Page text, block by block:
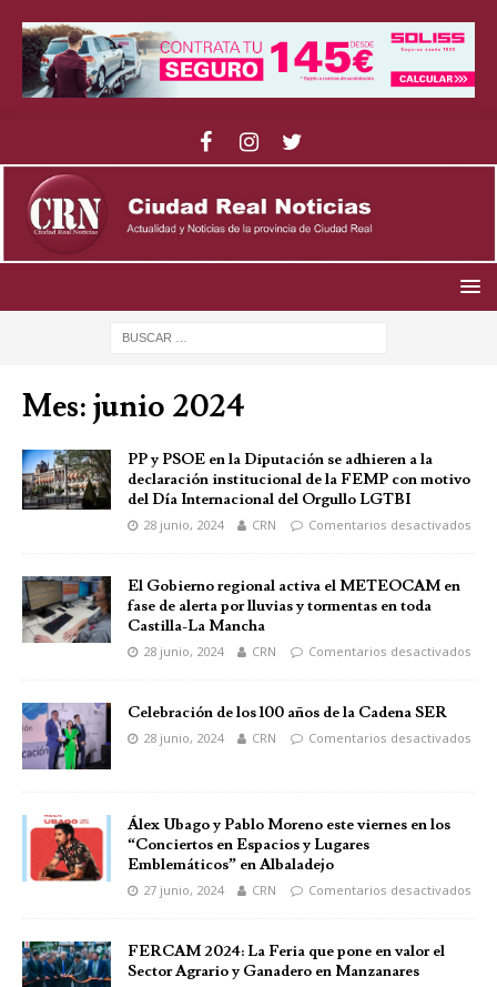
Mes: junio 2024
PP y PSOE en la Diputación se adhieren a la
declaración institucional de la FEMP con motivo
del Día Internacional del Orgullo LGTBI
28 junio, 2024 CRN Comentarios desactivados
El Gobierno regional activa el METEOCAM en
fase de alerta por lluvias y tormentas en toda
Castilla-La Mancha
28 junio, 2024 CRN Comentarios desactivados
Celebración de los 100 años de la Cadena SER
28 junio, 2024 CRN Comentarios desactivados
Álex Ubago y Pablo Moreno este viernes en los
“Conciertos en Espacios y Lugares
Emblemáticos” en Albaladejo
27 junio, 2024 CRN Comentarios desactivados
FERCAM 2024: La Feria que pone en valor el
Sector Agrario y Ganadero en Manzanares